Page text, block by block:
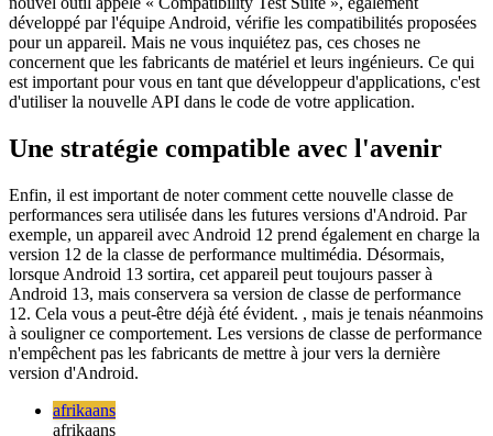
Ce qui est exactement pris en charge par chaque version peut être vu
dans le "Document de définition de compatibilité Android". Un
nouvel outil appelé « Compatibility Test Suite », également
développé par l'équipe Android, vérifie les compatibilités proposées
pour un appareil. Mais ne vous inquiétez pas, ces choses ne
est important pour vous en tant que développeur d'applications, c'est
d'utiliser la nouvelle API dans le code de votre application.
Une stratégie compatible avec l'avenir
Enfin, il est important de noter comment cette nouvelle classe de
performances sera utilisée dans les futures versions d'Android. Par
exemple, un appareil avec Android 12 prend également en charge la
version 12 de la classe de performance multimédia. Désormais,
lorsque Android 13 sortira, cet appareil peut toujours passer à
Android 13, mais conservera sa version de classe de performance
12. Cela vous a peut-être déjà été évident. , mais je tenais néanmoins
n'empêchent pas les fabricants de mettre à jour vers la dernière